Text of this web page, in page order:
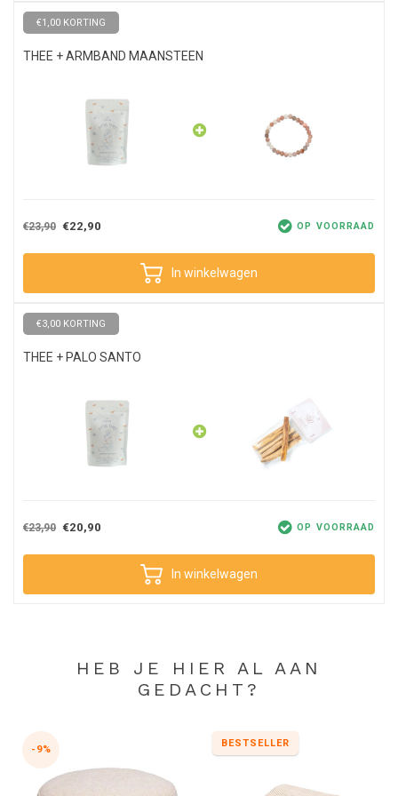
minuten klaar:
Breng 200 ml water aan de kook.
Vul een filter(zakje) met (4 gram) verfrissende Pitta thee.
€1,00 KORTING
THEE + ARMBAND MAANSTEEN
€23,90 €22,90 OP VOORRAAD
In winkelwagen
€3,00 KORTING
THEE + PALO SANTO
€23,90 €20,90 OP VOORRAAD
In winkelwagen
HEB JE HIER AL AAN
GEDACHT?
-9%
BESTSELLER